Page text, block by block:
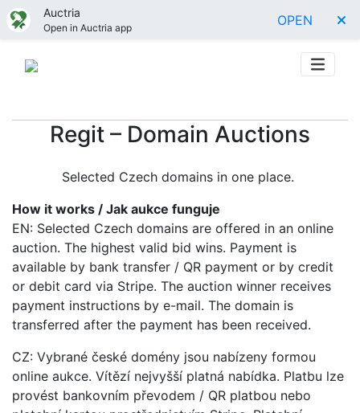
Auctria
Open in Auctria app OPEN
Regit – Domain Auctions
Selected Czech domains in one place.
How it works / Jak aukce funguje
EN: Selected Czech domains are offered in an online
auction. The highest valid bid wins. Payment is
available by bank transfer / QR payment or by credit
or debit card via Stripe. The auction winner receives
payment instructions by e-mail. The domain is
transferred after the payment has been received.
CZ: Vybrané české domény jsou nabízeny formou
online aukce. Vítězí nejvyšší platná nabídka. Platbu lze
provést bankovním převodem / QR platbou nebo